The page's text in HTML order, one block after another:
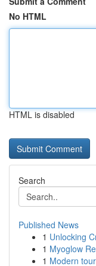
No HTML
HTML is disabled
Search
Published News
1 Unlocking
1 Myoglow
1 Modern